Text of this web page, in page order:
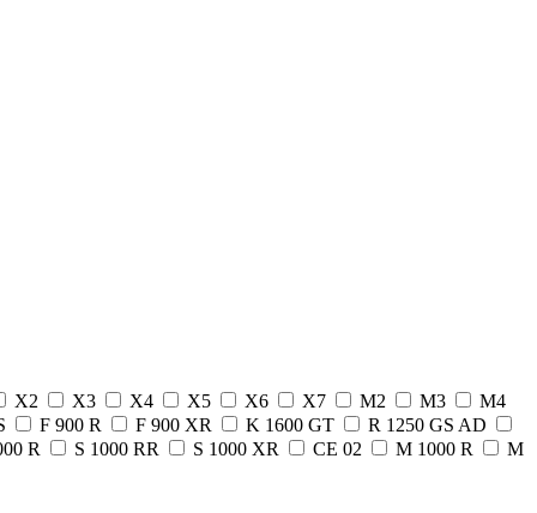
X2 X3 X4 X5 X6 X7 M2 M3
M4
F 900 R F 900 XR K 1600 GT
R 1250 GS AD
R
S 1000 RR S 1000 XR CE 02 M 1000 R M